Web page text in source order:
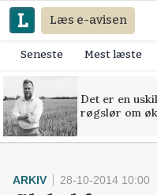
Læs e-avisen
Seneste Mest læste
Det er en
røgslør om
ARKIV 28-10-2014 10:00